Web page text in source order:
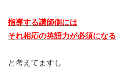
指導する講師側には
それ相応の英語力が必須になる
と考えてますし